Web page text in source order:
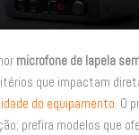
microfone de lapela
que impactam
do equipamento. O
prefira modelos que